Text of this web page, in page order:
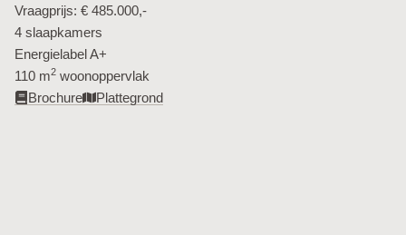
Vraagprijs: € 485.000,-
4 slaapkamers
Energielabel A+
110 m2 woonoppervlak​
Brochure
Plattegrond